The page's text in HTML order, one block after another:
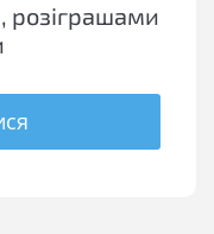
розіграшами